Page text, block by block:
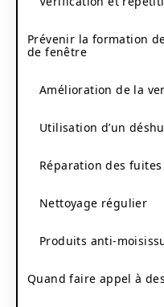
Prévenir la formation
de fenêtre
Amélioration de la
Utilisation d’un
Réparation des fuites
Nettoyage régulier
Produits anti-
Quand faire appel à